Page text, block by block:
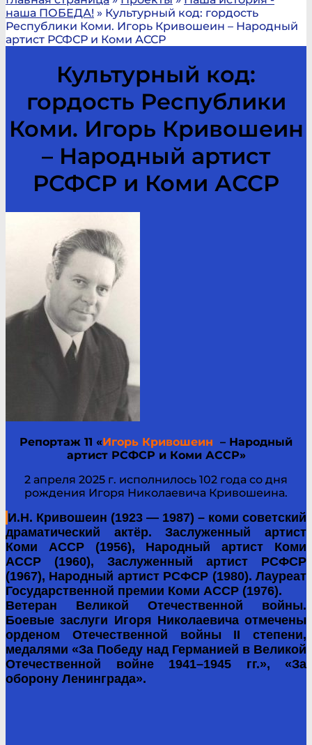
наша ПОБЕДА! » Культурный код: гордость
Республики Коми. Игорь Кривошеин – Народный
артист РСФСР и Коми АССР
Культурный код:
гордость Республики
Коми. Игорь Кривошеин
– Народный артист
РСФСР и Коми АССР
Репортаж 11 «Игорь Кривошеин – Народный
артист РСФСР и Коми АССР»
2 апреля 2025 г. исполнилось 102 года со дня
рождения Игоря Николаевича Кривошеина.
И.Н. Кривошеин (1923 — 1987) – коми советский
драматический актёр. Заслуженный артист
Коми АССР (1956), Народный артист Коми
АССР (1960), Заслуженный артист РСФСР
(1967), Народный артист РСФСР (1980). Лауреат
Государственной премии Коми АССР (1976).
Ветеран Великой Отечественной войны.
Боевые заслуги Игоря Николаевича отмечены
орденом Отечественной войны II степени,
медалями «За Победу над Германией в Великой
Отечественной войне 1941–1945 гг.», «За
оборону Ленинграда».